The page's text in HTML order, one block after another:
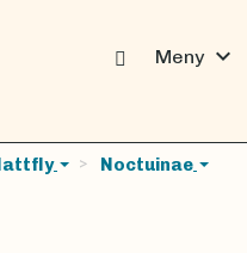
Meny expand_more
Nattfly Noctuinae